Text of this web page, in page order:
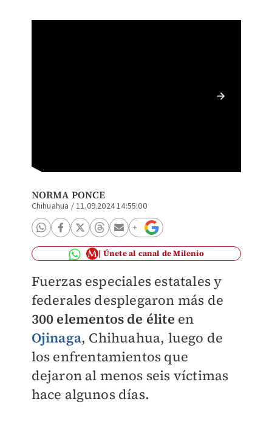
NORMA PONCE
Chihuahua /11.09.2024 14:55:00
Únete al canal de Milenio
Fuerzas especiales estatales y
federales desplegaron más de
300 elementos de élite en
Ojinaga, Chihuahua, luego de
los enfrentamientos que
dejaron al menos seis víctimas
hace algunos días.